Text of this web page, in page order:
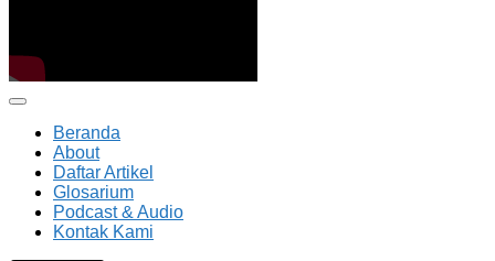
Beranda
About
Daftar Artikel
Glosarium
Podcast & Audio
Kontak Kami